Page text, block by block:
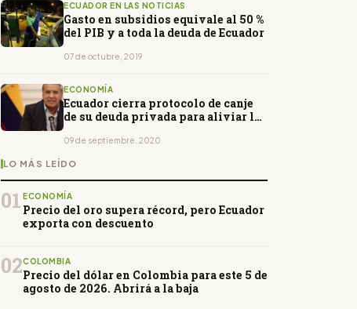
ECUADOR EN LAS NOTICIAS
Gasto en subsidios equivale al 50 %
del PIB y a toda la deuda de Ecuador
07 de octubre, 2019
ECONOMÍA
Ecuador cierra protocolo de canje
de su deuda privada para aliviar la
09 de septiembre, 2020
LO MÁS LEÍDO
01 ECONOMÍA
Precio del oro supera récord, pero Ecuador
exporta con descuento
02COLOMBIA
Precio del dólar en Colombia para este 5 de
agosto de 2026. Abrirá a la baja